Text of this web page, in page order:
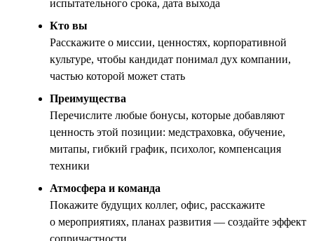
испытательного срока, дата выхода
Кто вы
Расскажите о миссии, ценностях, корпоративной
культуре, чтобы кандидат понимал дух компании,
частью которой может стать
Преимущества
Перечислите любые бонусы, которые добавляют
ценность этой позиции: медстраховка, обучение,
митапы, гибкий график, психолог, компенсация
техники
Атмосфера и команда
Покажите будущих коллег, офис, расскажите
о мероприятиях, планах развития — создайте эффект
сопричастности